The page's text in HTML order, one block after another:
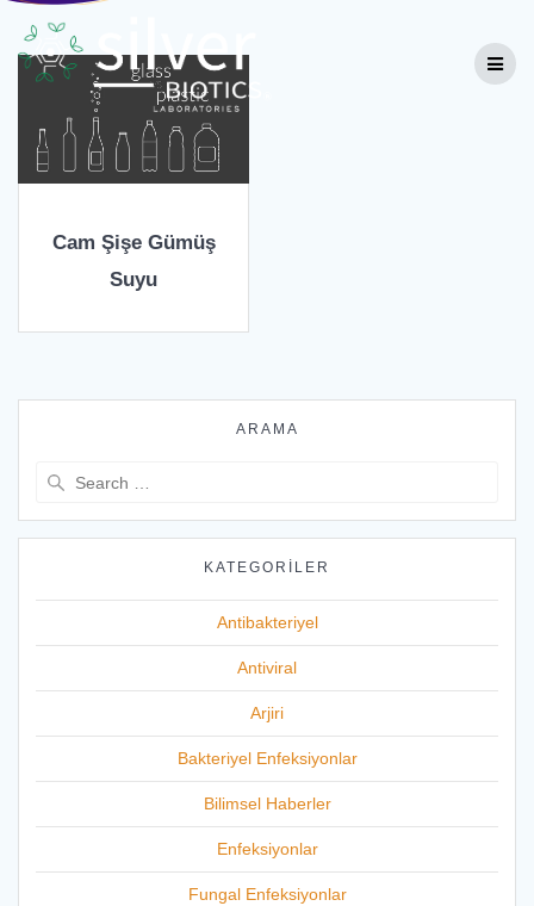
Cam Şişe Gümüş
Suyu
ARAMA
KATEGORILER
Antibakteriyel
Antiviral
Arjiri
Bakteriyel Enfeksiyonlar
Bilimsel Haberler
Enfeksiyonlar
Fungal Enfeksiyonlar